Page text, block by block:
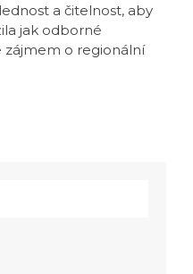
a čitelnost, aby
jak odborné
zájmem o regionální